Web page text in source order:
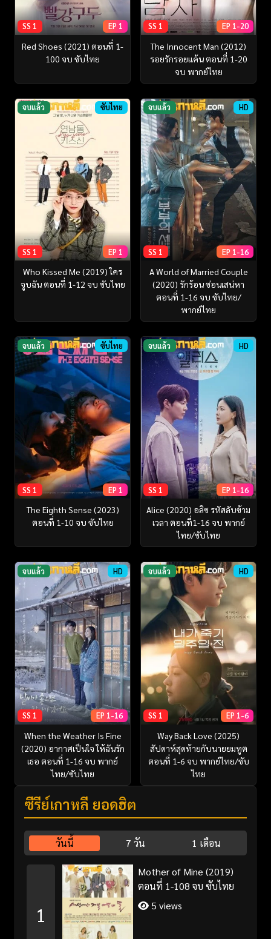
SS 1 EP 1
Red Shoes (2021) ตอนที่ 1-
100 จบ ซับไทย
SS 1 EP 1-20
The Innocent Man (2012)
รอยรักรอยแค้น ตอนที่ 1-20
จบ พากย์ไทย
จบแล้ว ซับไทย
SS 1 EP 1
Who Kissed Me (2019) ใคร
จูบฉัน ตอนที่ 1-12 จบ ซับไทย
จบแล้ว HD
SS 1 EP 1-16
A World of Married Couple
(2020) รักร้อน ซ่อนเสน่หา
ตอนที่ 1-16 จบ ซับไทย/
พากย์ไทย
จบแล้ว ซับไทย
SS 1 EP 1
The Eighth Sense (2023)
ตอนที่ 1-10 จบ ซับไทย
จบแล้ว HD
SS 1 EP 1-16
Alice (2020) อลิซ รหัสลับข้าม
เวลา ตอนที่1-16 จบ พากย์
ไทย/ซับไทย
จบแล้ว HD
SS 1 EP 1-16
When the Weather Is Fine
(2020) อากาศเป็นใจ ให้ฉันรัก
เธอ ตอนที่ 1-16 จบ พากย์
ไทย/ซับไทย
จบแล้ว HD
SS 1 EP 1-6
Way Back Love (2025)
สัปดาห์สุดท้ายกับนายยมทูต
ตอนที่ 1-6 จบ พากย์ไทย/ซับ
ไทย
ซีรี่ย์เกาหลี ยอดฮิต
วันนี้ 7 วัน 1 เดือน
1
Mother of Mine (2019)
ตอนที่ 1-108 จบ ซับไทย
5 views